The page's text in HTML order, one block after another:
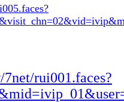
rui001.faces?